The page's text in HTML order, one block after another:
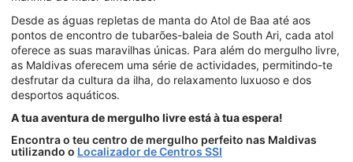
Desde as águas repletas de manta do Atol de Baa até aos
pontos de encontro de tubarões-baleia de South Ari, cada atol
oferece as suas maravilhas únicas. Para além do mergulho livre,
as Maldivas oferecem uma série de actividades, permitindo-te
desfrutar da cultura da ilha, do relaxamento luxuoso e dos
desportos aquáticos.
A tua aventura de mergulho livre está à tua espera!
Encontra o teu centro de mergulho perfeito nas Maldivas
utilizando o Localizador de Centros SSI